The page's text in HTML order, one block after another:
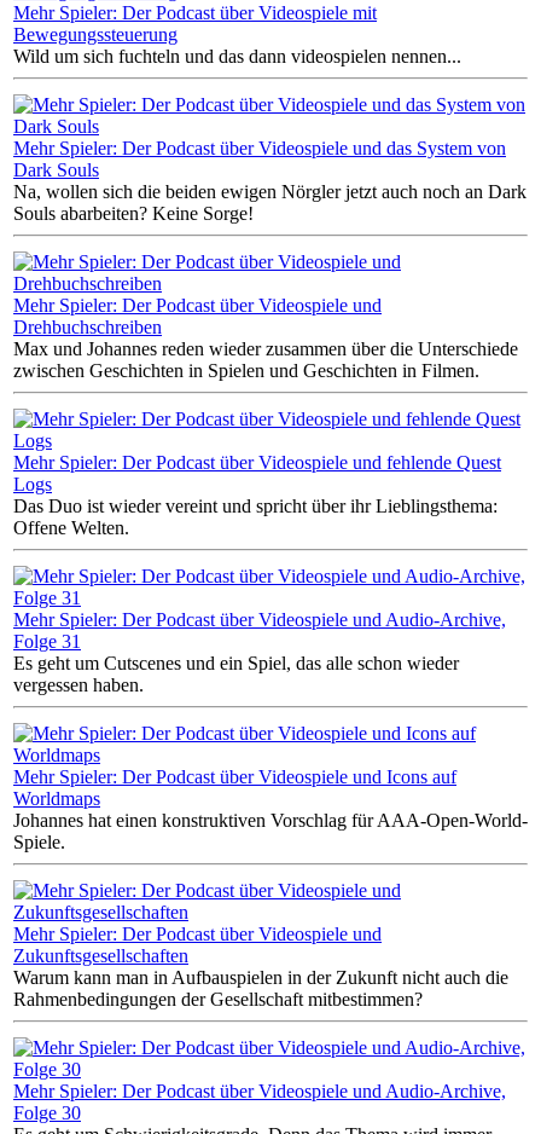
Mehr Spieler: Der Podcast über Videospiele mit
Bewegungssteuerung
Wild um sich fuchteln und das dann videospielen nennen...
Mehr Spieler: Der Podcast über Videospiele und das System von
Dark Souls
Na, wollen sich die beiden ewigen Nörgler jetzt auch noch an Dark
Souls abarbeiten? Keine Sorge!
Mehr Spieler: Der Podcast über Videospiele und
Drehbuchschreiben
Max und Johannes reden wieder zusammen über die Unterschiede
zwischen Geschichten in Spielen und Geschichten in Filmen.
Mehr Spieler: Der Podcast über Videospiele und fehlende Quest
Logs
Das Duo ist wieder vereint und spricht über ihr Lieblingsthema:
Offene Welten.
Mehr Spieler: Der Podcast über Videospiele und Audio-Archive,
Folge 31
Es geht um Cutscenes und ein Spiel, das alle schon wieder
vergessen haben.
Mehr Spieler: Der Podcast über Videospiele und Icons auf
Worldmaps
Johannes hat einen konstruktiven Vorschlag für AAA-Open-World-
Spiele.
Mehr Spieler: Der Podcast über Videospiele und
Zukunftsgesellschaften
Warum kann man in Aufbauspielen in der Zukunft nicht auch die
Rahmenbedingungen der Gesellschaft mitbestimmen?
Mehr Spieler: Der Podcast über Videospiele und Audio-Archive,
Folge 30